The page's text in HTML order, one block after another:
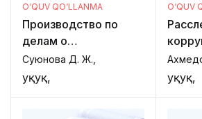
O‘QUV QO‘LLANMA
Производство по
делам о
преступлениях
несовершеннолет
Суюнова Д. Ж.,
Ҳуқуқ,
O‘QUV
Ҳуқуқ,